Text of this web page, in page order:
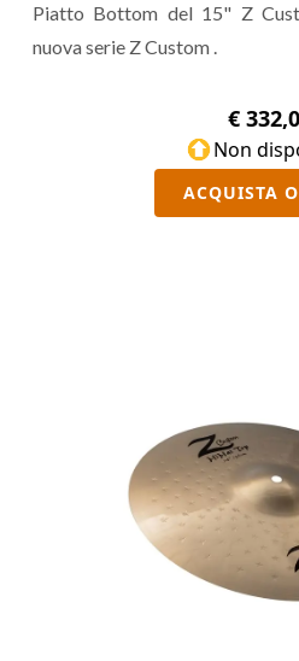
Piatto Bottom del 15" Z
nuova serie Z Custom .
€
Non
ACQUISTA